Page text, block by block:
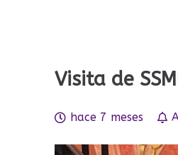
Visita de
hace 7 meses